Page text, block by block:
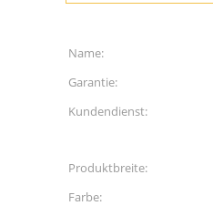
Name:
Garantie:
Kundendienst:
Produktbreite:
Farbe: